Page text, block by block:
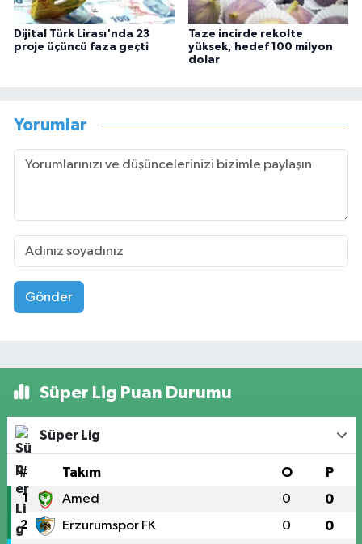
Dijital Türk Lirası'nda 23
proje üçüncü faza geçti
Taze incirde rekolte
yüksek, hedef 100 milyon
dolar
Yorumlar
Gönder
Süper Lig Puan Durumu
Süper Lig
# Takım O P
1 Amed 0 0
2 Erzurumspor FK 0 0